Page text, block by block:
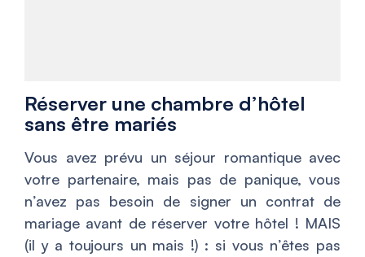
Réserver une chambre d’hôtel
sans être mariés
Vous avez prévu un séjour romantique avec
votre partenaire, mais pas de panique, vous
n’avez pas besoin de signer un contrat de
mariage avant de réserver votre hôtel ! MAIS
(il y a toujours un mais !) : si vous n’êtes pas